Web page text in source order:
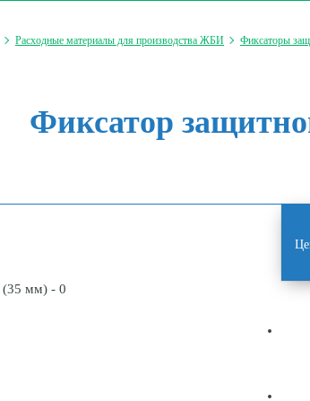
Расходные материалы для производства ЖБИ Фиксаторы
Фиксатор